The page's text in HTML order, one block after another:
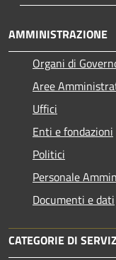
AMMINISTRAZIONE
Organi di
Aree
Uffici
Enti e fondazioni
Politici
Personale
Documenti e dati
CATEGORIE DI